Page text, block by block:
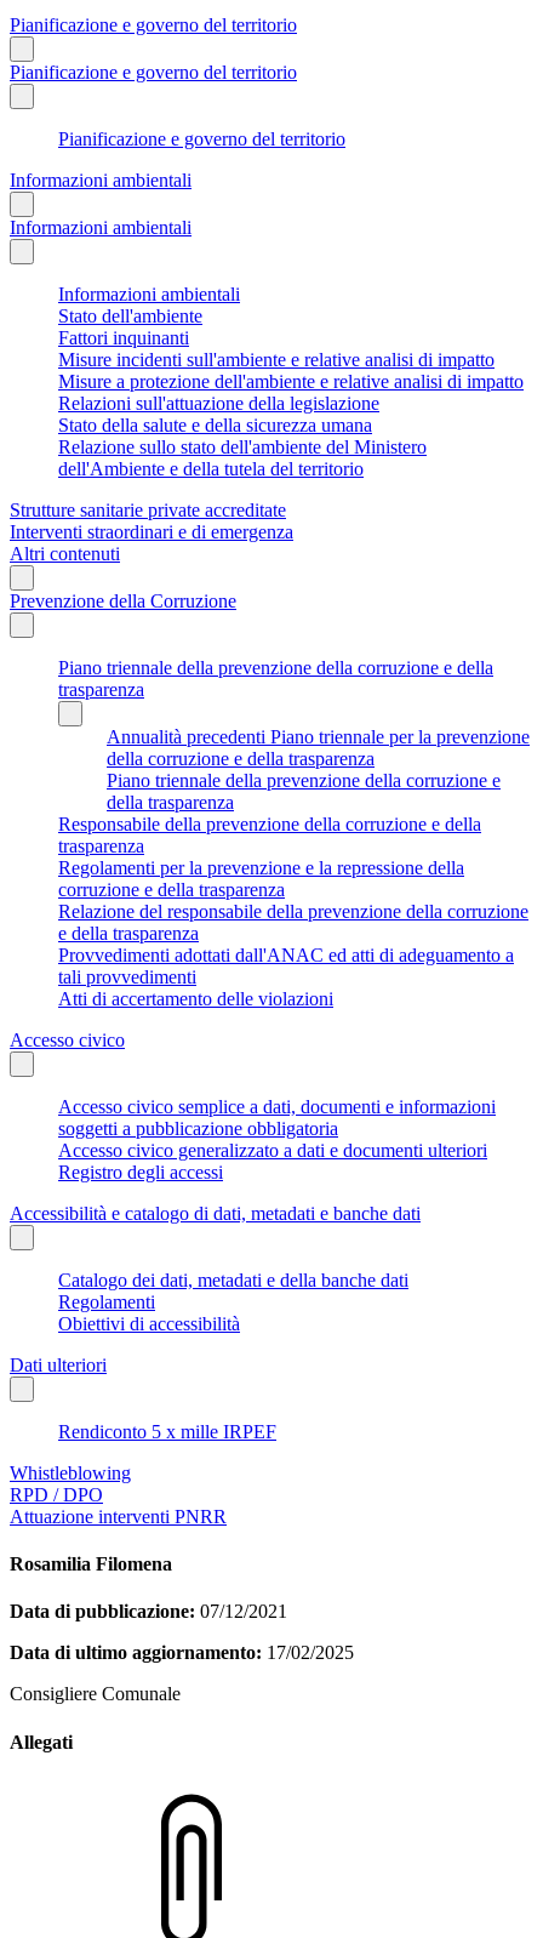
Pianificazione e governo del territorio
Pianificazione e governo del territorio
Pianificazione e governo del territorio
Informazioni ambientali
Informazioni ambientali
Informazioni ambientali
Stato dell'ambiente
Fattori inquinanti
Misure incidenti sull'ambiente e relative analisi di impatto
Misure a protezione dell'ambiente e relative analisi di impatto
Relazioni sull'attuazione della legislazione
Stato della salute e della sicurezza umana
Relazione sullo stato dell'ambiente del Ministero
dell'Ambiente e della tutela del territorio
Strutture sanitarie private accreditate
Interventi straordinari e di emergenza
Altri contenuti
Prevenzione della Corruzione
Piano triennale della prevenzione della corruzione e della
trasparenza
Annualità precedenti Piano triennale per la prevenzione
della corruzione e della trasparenza
Piano triennale della prevenzione della corruzione e
della trasparenza
Responsabile della prevenzione della corruzione e della
trasparenza
Regolamenti per la prevenzione e la repressione della
corruzione e della trasparenza
Relazione del responsabile della prevenzione della corruzione
e della trasparenza
Provvedimenti adottati dall'ANAC ed atti di adeguamento a
tali provvedimenti
Atti di accertamento delle violazioni
Accesso civico
Accesso civico semplice a dati, documenti e informazioni
soggetti a pubblicazione obbligatoria
Accesso civico generalizzato a dati e documenti ulteriori
Registro degli accessi
Accessibilità e catalogo di dati, metadati e banche dati
Catalogo dei dati, metadati e della banche dati
Regolamenti
Obiettivi di accessibilità
Dati ulteriori
Rendiconto 5 x mille IRPEF
Whistleblowing
RPD / DPO
Attuazione interventi PNRR
Rosamilia Filomena
Data di pubblicazione: 07/12/2021
Data di ultimo aggiornamento: 17/02/2025
Consigliere Comunale
Allegati